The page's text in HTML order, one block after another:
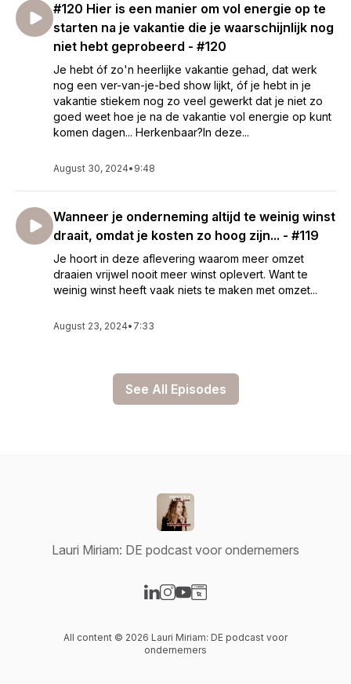
#120 Hier is een manier om vol energie op te
starten na je vakantie die je waarschijnlijk nog
niet hebt geprobeerd - #120
Je hebt óf zo'n heerlijke vakantie gehad, dat werk
nog een ver-van-je-bed show lijkt, óf je hebt in je
vakantie stiekem nog zo veel gewerkt dat je niet zo
goed weet hoe je na de vakantie vol energie op kunt
komen dagen... Herkenbaar?In deze...
August 30, 2024• 9:48
Wanneer je onderneming altijd te weinig winst
draait, omdat je kosten zo hoog zijn... - #119
Je hoort in deze aflevering waarom meer omzet
draaien vrijwel nooit meer winst oplevert. Want te
weinig winst heeft vaak niets te maken met omzet...
August 23, 2024• 7:33
See All Episodes
Lauri Miriam: DE podcast voor ondernemers
All content © 2026 Lauri Miriam: DE podcast voor
ondernemers